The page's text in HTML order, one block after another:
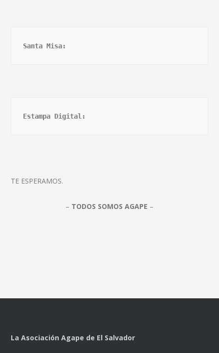
Santa Misa:
Estampa Digital:
TE ESPERAMOS.
– TODOS SOMOS AGAPE –
La Asociación Agape de El Salvador